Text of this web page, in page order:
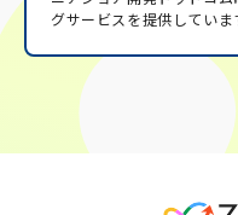
グサービスを提供していま